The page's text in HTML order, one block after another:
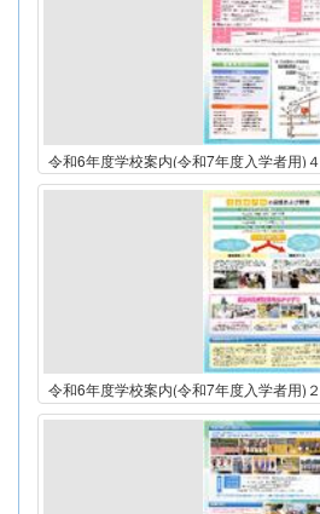
令和6年度学校案内(令和7年度入学者用)４
令和6年度学校案内(令和7年度入学者用)２